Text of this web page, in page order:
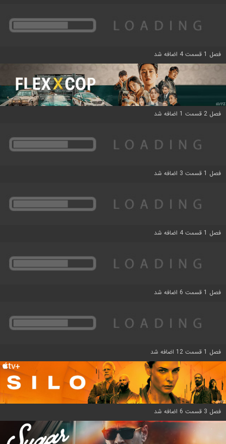
فصل 1 قسمت 4 اضافه شد
فصل 2 قسمت 1 اضافه شد
فصل 1 قسمت 3 اضافه شد
فصل 1 قسمت 4 اضافه شد
فصل 1 قسمت 6 اضافه شد
فصل 1 قسمت 12 اضافه شد
فصل 3 قسمت 6 اضافه شد